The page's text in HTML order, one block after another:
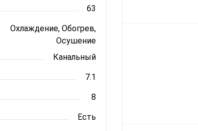
63
Охлаждение, Обогрев,
Осушение
Канальный
7.1
8
Есть